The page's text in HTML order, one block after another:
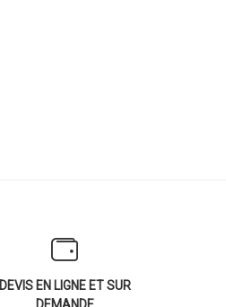
DEVIS EN LIGNE ET SUR